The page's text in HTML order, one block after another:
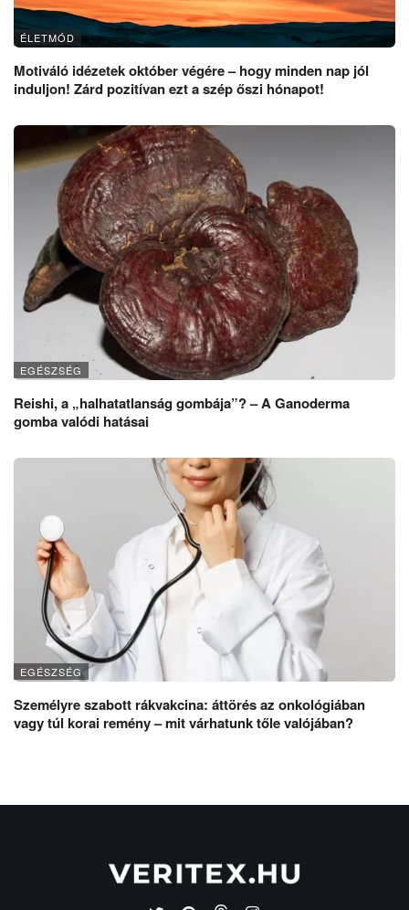
ÉLETMÓD
Motiváló idézetek október végére – hogy minden nap jól
induljon! Zárd pozitívan ezt a szép őszi hónapot!
EGÉSZSÉG
Reishi, a „halhatatlanság gombája”? – A Ganoderma
gomba valódi hatásai
EGÉSZSÉG
Személyre szabott rákvakcina: áttörés az onkológiában
vagy túl korai remény – mit várhatunk tőle valójában?